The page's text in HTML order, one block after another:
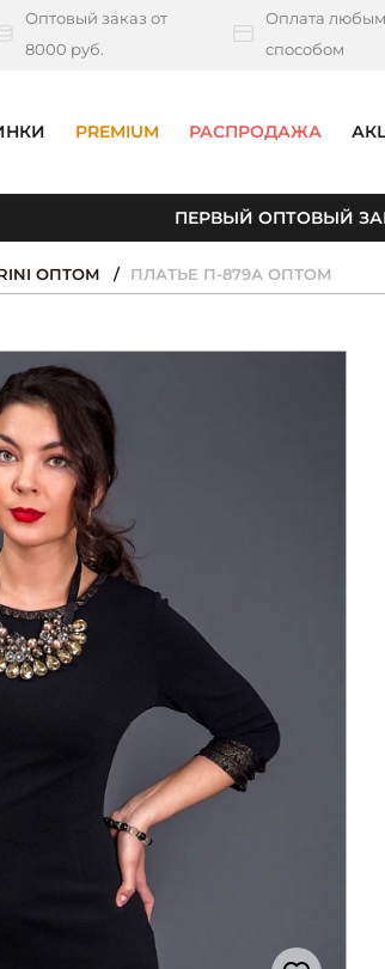
Оптовый заказ от
8000 руб.
Оплата
способом
PREMIUM РАСПРОДАЖА
ПЕРВЫЙ ОПТОВЫЙ
ОПТОМ ПЛАТЬЕ П-879А ОПТОМ